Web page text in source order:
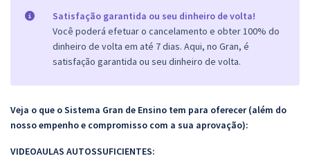
Satisfação garantida ou seu dinheiro de volta!
Você poderá efetuar o cancelamento e obter 100% do
dinheiro de volta em até 7 dias. Aqui, no Gran, é
satisfação garantida ou seu dinheiro de volta.
Veja o que o Sistema Gran de Ensino tem para oferecer (além do
nosso empenho e compromisso com a sua aprovação):
VIDEOAULAS AUTOSSUFICIENTES: